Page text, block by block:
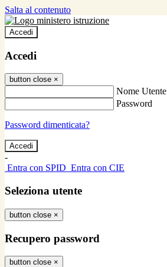
Salta al contenuto
Accedi
Accedi
button close ×
Nome Utente
Password
Password dimenticata?
-
Entra con SPID Entra con CIE
Seleziona utente
button close ×
Recupero password
button close ×